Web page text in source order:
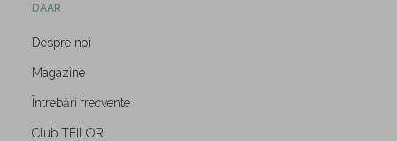
DAAR
Despre noi
Magazine
Întrebări frecvente
Club TEILOR